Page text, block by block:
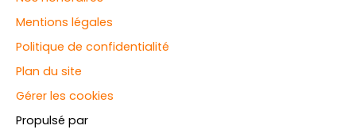
Mentions légales
Politique de confidentialité
Plan du site
Gérer les cookies
Propulsé par